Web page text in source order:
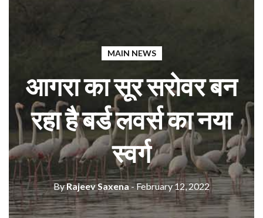
MAIN NEWS
आगरा का सूर सरोवर बन
रहा है बर्ड लवर्स का नया
स्वर्ग
ByRajeev Saxena- February 12, 2022